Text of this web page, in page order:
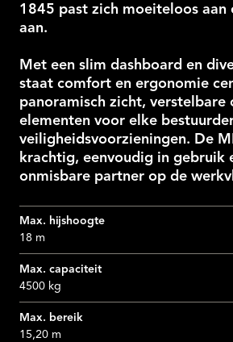
1845 past zich moeiteloos aan
aan.
Met een slim dashboard en
staat comfort en ergonomie
panoramisch zicht, verstelbare
elementen voor elke
veiligheidsvoorzieningen. De
krachtig, eenvoudig in gebruik
onmisbare partner op de
Max. hijshoogte
18 m
Max. capaciteit
4500 kg
Max. bereik
15,20 m